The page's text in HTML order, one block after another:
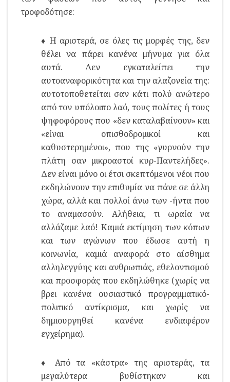
τροφοδότησε:
♦ Η αριστερά, σε όλες τις μορφές της, δεν
θέλει να πάρει κανένα μήνυμα για όλα
αυτά. Δεν εγκαταλείπει την
αυτοαναφορικότητα και την αλαζονεία της:
αυτοτοποθετείται σαν κάτι πολύ ανώτερο
από τον υπόλοιπο λαό, τους πολίτες ή τους
ψηφοφόρους που «δεν καταλαβαίνουν» και
«είναι οπισθοδρομικοί και
καθυστερημένοι», που της «γυρνούν την
πλάτη σαν μικροαστοί κυρ-Παντελήδες».
Δεν είναι μόνο οι έτσι σκεπτόμενοι νέοι που
εκδηλώνουν την επιθυμία να πάνε σε άλλη
χώρα, αλλά και πολλοί άνω των -ήντα που
το αναμασούν. Αλήθεια, τι ωραία να
αλλάζαμε λαό! Καμιά εκτίμηση των κόπων
και των αγώνων που έδωσε αυτή η
κοινωνία, καμιά αναφορά στο αίσθημα
αλληλεγγύης και ανθρωπιάς, εθελοντισμού
και προσφοράς που εκδηλώθηκε (χωρίς να
βρει κανένα ουσιαστικό προγραμματικό-
πολιτικό αντίκρισμα, και χωρίς να
δημιουργηθεί κανένα ενδιαφέρον
εγχείρημα).
♦ Από τα «κάστρα» της αριστεράς, τα
μεγαλύτερα βυθίστηκαν και